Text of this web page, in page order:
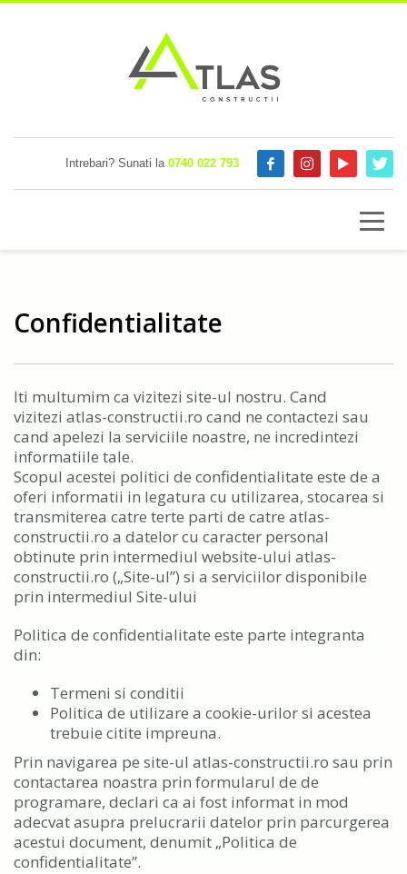
Intrebari? Sunati la 0740 022 793
Confidentialitate
Iti multumim ca vizitezi site-ul nostru. Cand
vizitezi atlas-constructii.ro cand ne contactezi sau
cand apelezi la serviciile noastre, ne incredintezi
informatiile tale.
Scopul acestei politici de confidentialitate este de a
oferi informatii in legatura cu utilizarea, stocarea si
transmiterea catre terte parti de catre atlas-
constructii.ro a datelor cu caracter personal
obtinute prin intermediul website-ului atlas-
constructii.ro („Site-ul”) si a serviciilor disponibile
prin intermediul Site-ului
Politica de confidentialitate este parte integranta
din:
Termeni si conditii
Politica de utilizare a cookie-urilor si acestea
trebuie citite impreuna.
Prin navigarea pe site-ul atlas-constructii.ro sau prin
contactarea noastra prin formularul de de
programare, declari ca ai fost informat in mod
adecvat asupra prelucrarii datelor prin parcurgerea
acestui document, denumit „Politica de
confidentialitate”.